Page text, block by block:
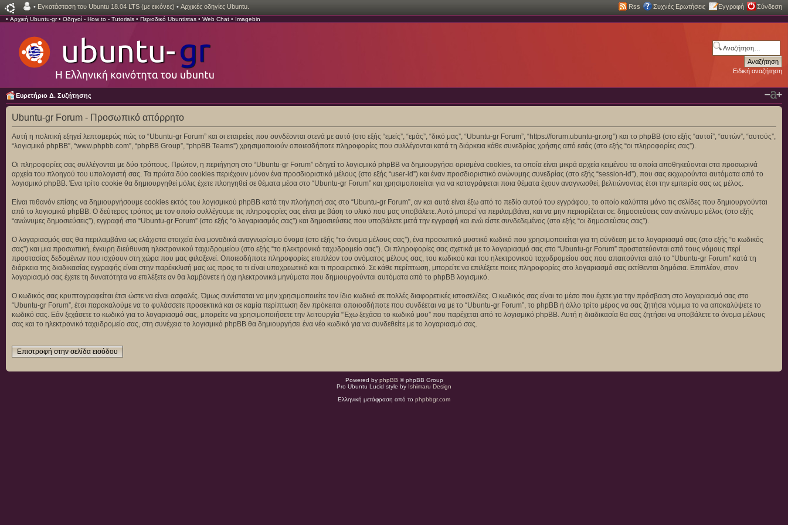
• Εγκατάσταση του Ubuntu 18.04 LTS (με εικόνες) • Αρχικές οδηγίες Ubuntu. Rss Συχνές Ερωτήσεις Εγγραφή Σύνδεση
• Αρχική Ubuntu-gr• Οδηγοί - How to - Tutorials • Περιοδικό Ubuntistas • Web Chat • Imagebin
Ειδική αναζήτηση
Ευρετήριο Δ. Συζήτησης
Ubuntu-gr Forum - Προσωπικό απόρρητο
Αυτή η πολιτική εξηγεί λεπτομερώς πώς το “Ubuntu-gr Forum” και οι εταιρείες που συνδέονται στενά με αυτό (στο εξής “εμείς”, “εμάς”, “δικό μας”, “Ubuntu-gr Forum”, “https://forum.ubuntu-gr.org”) και το phpBB (στο εξής “αυτοί”, “αυτών”, “αυτούς”,
“λογισμικό phpBB”, “www.phpbb.com”, “phpBB Group”, “phpBB Teams”) χρησιμοποιούν οποιεσδήποτε πληροφορίες που συλλέγονται κατά τη διάρκεια κάθε συνεδρίας χρήσης από εσάς (στο εξής “οι πληροφορίες σας”).
Οι πληροφορίες σας συλλέγονται με δύο τρόπους. Πρώτον, η περιήγηση στο “Ubuntu-gr Forum” οδηγεί το λογισμικό phpBB να δημιουργήσει ορισμένα cookies, τα οποία είναι μικρά αρχεία κειμένου τα οποία αποθηκεύονται στα προσωρινά
αρχεία του πλοηγού του υπολογιστή σας. Τα πρώτα δύο cookies περιέχουν μόνον ένα προσδιοριστικό μέλους (στο εξής “user-id”) και έναν προσδιοριστικό ανώνυμης συνεδρίας (στο εξής “session-id”), που σας εκχωρούνται αυτόματα από το
λογισμικό phpBB. Ένα τρίτο cookie θα δημιουργηθεί μόλις έχετε πλοηγηθεί σε θέματα μέσα στο “Ubuntu-gr Forum” και χρησιμοποιείται για να καταγράφεται ποια θέματα έχουν αναγνωσθεί, βελτιώνοντας έτσι την εμπειρία σας ως μέλος.
Είναι πιθανόν επίσης να δημιουργήσουμε cookies εκτός του λογισμικού phpBB κατά την πλοήγησή σας στο “Ubuntu-gr Forum”, αν και αυτά είναι έξω από το πεδίο αυτού του εγγράφου, το οποίο καλύπτει μόνο τις σελίδες που δημιουργούνται
από το λογισμικό phpBB. Ο δεύτερος τρόπος με τον οποίο συλλέγουμε τις πληροφορίες σας είναι με βάση το υλικό που μας υποβάλετε. Αυτό μπορεί να περιλαμβάνει, και να μην περιορίζεται σε: δημοσιεύσεις σαν ανώνυμο μέλος (στο εξής
“ανώνυμες δημοσιεύσεις”), εγγραφή στο “Ubuntu-gr Forum” (στο εξής “ο λογαριασμός σας”) και δημοσιεύσεις που υποβάλετε μετά την εγγραφή και ενώ είστε συνδεδεμένος (στο εξής “οι δημοσιεύσεις σας”).
Ο λογαριασμός σας θα περιλαμβάνει ως ελάχιστα στοιχεία ένα μοναδικά αναγνωρίσιμο όνομα (στο εξής “το όνομα μέλους σας”), ένα προσωπικό μυστικό κωδικό που χρησιμοποιείται για τη σύνδεση με το λογαριασμό σας (στο εξής “ο κωδικός
σας”) και μια προσωπική, έγκυρη διεύθυνση ηλεκτρονικού ταχυδρομείου (στο εξής “το ηλεκτρονικό ταχυδρομείο σας”). Οι πληροφορίες σας σχετικά με το λογαριασμό σας στο “Ubuntu-gr Forum” προστατεύονται από τους νόμους περί
προστασίας δεδομένων που ισχύουν στη χώρα που μας φιλοξενεί. Οποιεσδήποτε πληροφορίες επιπλέον του ονόματος μέλους σας, του κωδικού και του ηλεκτρονικού ταχυδρομείου σας που απαιτούνται από το “Ubuntu-gr Forum” κατά τη
διάρκεια της διαδικασίας εγγραφής είναι στην παρέκκλισή μας ως προς το τι είναι υποχρεωτικό και τι προαιρετικό. Σε κάθε περίπτωση, μπορείτε να επιλέξετε ποιες πληροφορίες στο λογαριασμό σας εκτίθενται δημόσια. Επιπλέον, στον
λογαριασμό σας έχετε τη δυνατότητα να επιλέξετε αν θα λαμβάνετε ή όχι ηλεκτρονικά μηνύματα που δημιουργούνται αυτόματα από το phpBB λογισμικό.
Ο κωδικός σας κρυπτογραφείται έτσι ώστε να είναι ασφαλές. Όμως συνίσταται να μην χρησιμοποιείτε τον ίδιο κωδικό σε πολλές διαφορετικές ιστοσελίδες. Ο κωδικός σας είναι το μέσο που έχετε για την πρόσβαση στο λογαριασμό σας στο
“Ubuntu-gr Forum”, έτσι παρακαλούμε να το φυλάσσετε προσεκτικά και σε καμία περίπτωση δεν πρόκειται οποιοσδήποτε που συνδέεται να με το “Ubuntu-gr Forum”, το phpBB ή άλλο τρίτο μέρος να σας ζητήσει νόμιμα το να αποκαλύψετε το
κωδικό σας. Εάν ξεχάσετε το κωδικό για το λογαριασμό σας, μπορείτε να χρησιμοποιήσετε την λειτουργία “Έχω ξεχάσει το κωδικό μου” που παρέχεται από το λογισμικό phpBB. Αυτή η διαδικασία θα σας ζητήσει να υποβάλετε το όνομα μέλους
σας και το ηλεκτρονικό ταχυδρομείο σας, στη συνέχεια το λογισμικό phpBB θα δημιουργήσει ένα νέο κωδικό για να συνδεθείτε με το λογαριασμό σας.
Επιστροφή στην σελίδα εισόδου
Powered by phpBB © phpBB Group
Pro Ubuntu Lucid style by Ishimaru Design
Ελληνική μετάφραση από το phpbbgr.com